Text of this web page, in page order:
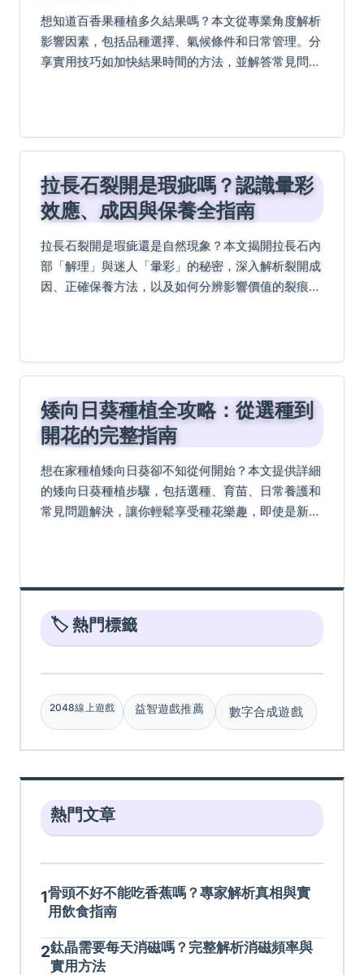
想知道百香果種植多久結果嗎？本文從專業角度解析
影響因素，包括品種選擇、氣候條件和日常管理。分
享實用技巧如加快結果時間的方法，並解答常見問題
拉長石裂開是瑕疵嗎？認識暈彩
效應、成因與保養全指南
拉長石裂開是瑕疵還是自然現象？本文揭開拉長石內
部「解理」與迷人「暈彩」的秘密，深入解析裂開成
因、正確保養方法，以及如何分辨影響價值的裂痕，
矮向日葵種植全攻略：從選種到
開花的完整指南
想在家種植矮向日葵卻不知從何開始？本文提供詳細
的矮向日葵種植步驟，包括選種、育苗、日常養護和
常見問題解決，讓你輕鬆享受種花樂趣，即使是新手
🏷️ 熱門標籤
2048線上遊戲 益智遊戲推薦 數字合成遊戲
熱門文章
1骨頭不好不能吃香蕉嗎？專家解析真相與實
用飲食指南
2鈦晶需要每天消磁嗎？完整解析消磁頻率與
實用方法